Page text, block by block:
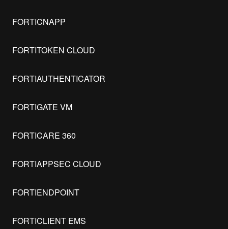
FORTICNAPP
FORTITOKEN CLOUD
FORTIAUTHENTICATOR
FORTIGATE VM
FORTICARE 360
FORTIAPPSEC CLOUD
FORTIENDPOINT
FORTICLIENT EMS